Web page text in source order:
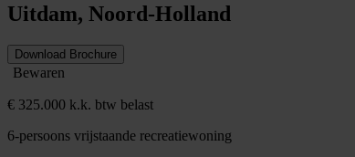
Uitdam, Noord-Holland
Download Brochure
Bewaren
€ 325.000 k.k. btw belast
6-persoons vrijstaande recreatiewoning